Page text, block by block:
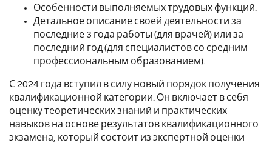
Особенности выполняемых трудовых функций.
Детальное описание своей деятельности за
последние 3 года работы (для врачей) или за
последний год (для специалистов со средним
профессиональным образованием).
С 2024 года вступил в силу новый порядок получения
квалификационной категории. Он включает в себя
оценку теоретических знаний и практических
навыков на основе результатов квалификационного
экзамена, который состоит из экспертной оценки